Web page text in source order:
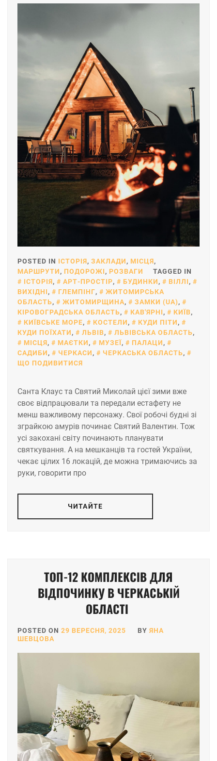
POSTED IN ІСТОРІЯ, ЗАКЛАДИ, МІСЦЯ,
МАРШРУТИ, ПОДОРОЖІ, РОЗВАГИ
TAGGED IN
ІСТОРІЯ, АРТ-ПРОСТІР, БУДИНКИ, ВІЛЛІ,
ВИХІДНІ, ГЛЕМПІНГ,
ЖИТОМИРСЬКА
ОБЛАСТЬ, ЖИТОМИРЩИНА, ЗАМКИ (UA),
КІРОВОГРАДСЬКА ОБЛАСТЬ, КАВ'ЯРНІ, КИЇВ,
КИЇВСЬКЕ МОРЕ, КОСТЕЛИ, КУДИ ПІТИ,
КУДИ ПОЇХАТИ, ЛЬВІВ, ЛЬВІВСЬКА ОБЛАСТЬ,
МІСЦЯ, МАЄТКИ, МУЗЕЇ, ПАЛАЦИ,
САДИБИ, ЧЕРКАСИ, ЧЕРКАСЬКА ОБЛАСТЬ,
ЩО ПОДИВИТИСЯ
Санта Клаус та Святий Миколай цієї зими вже
своє відпрацювали та передали естафету не
менш важливому персонажу. Свої робочі будні зі
зграйкою амурів починає Святий Валентин. Тож
усі закохані світу починають планувати
святкування. А на мешканців та гостей України,
чекає цілих 16 локацій, де можна тримаючись за
руки, говорити про
ЧИТАЙТЕ
ТОП-12 КОМПЛЕКСІВ ДЛЯ
ВІДПОЧИНКУ В ЧЕРКАСЬКІЙ
ОБЛАСТІ
POSTED ON 29 ВЕРЕСНЯ, 2025 BY ЯНА
ШЕВЦОВА